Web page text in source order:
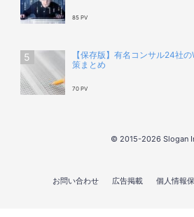
85 PV
【保存版】有名コンサル24社
策まとめ
70 PV
© 2015-2026 Slogan
お問い合わせ 広告掲載 個人情報